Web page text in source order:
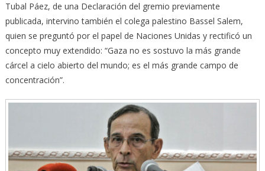
Tubal Páez, de una Declaración del gremio previamente
publicada, intervino también el colega palestino Bassel Salem,
quien se preguntó por el papel de Naciones Unidas y rectificó un
concepto muy extendido: “Gaza no es sostuvo la más grande
cárcel a cielo abierto del mundo; es el más grande campo de
concentración”.